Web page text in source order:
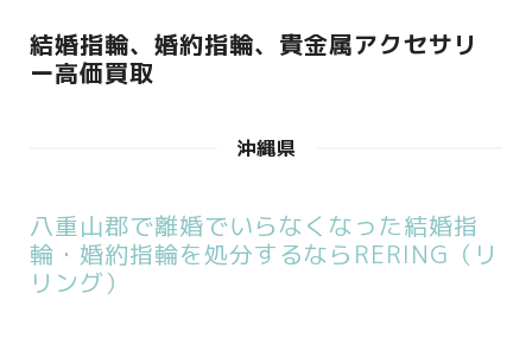
結婚指輪、婚約指輪、貴金属アクセサリ
ー高価買取
沖縄県
八重山郡で離婚でいらなくなった結婚指
輪・婚約指輪を処分するならRERING（リ
リング）